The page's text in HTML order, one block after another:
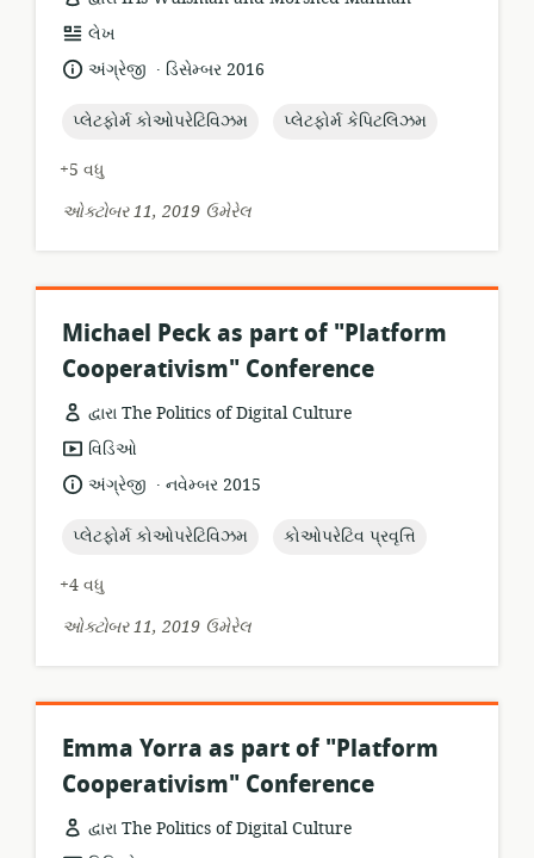
સંસાધન
બંધારણ:
લેખ
ભાષા:અંગ્રેજી .
પ્રકાશનડિસેમ્બર 2016
topic:
પ્લેટફોર્મ કોઓપરેટિવિઝમ topic:
પ્લેટફોર્મ કેપિટલિઝમ
+5 વધુ
ઓક્ટોબર 11, 2019 ઉમેરેલ
Michael Peck as part of "Platform
Cooperativism" Conference
દ્વારા The Politics of Digital Culture
સંસાધન
બંધારણ:
વિડિઓ
ભાષા:અંગ્રેજી .
પ્રકાશન
નવેમ્બર 2015
topic:
પ્લેટફોર્મ કોઓપરેટિવિઝમ topic:
કોઓપરેટિવ પ્રવૃત્તિ
+4 વધુ
ઓક્ટોબર 11, 2019 ઉમેરેલ
Emma Yorra as part of "Platform
Cooperativism" Conference
દ્વારા The Politics of Digital Culture